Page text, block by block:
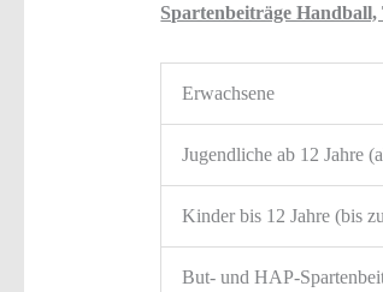
Spartenbeiträge
Erwachsene
Jugendliche ab 12 Jahre
Kinder bis 12 Jahre (bis
But- und HAP-